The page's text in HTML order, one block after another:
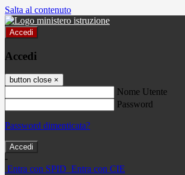
Salta al contenuto
Accedi
Accedi
button close ×
Nome Utente
Password
Password dimenticata?
-
Entra con SPID Entra con CIE